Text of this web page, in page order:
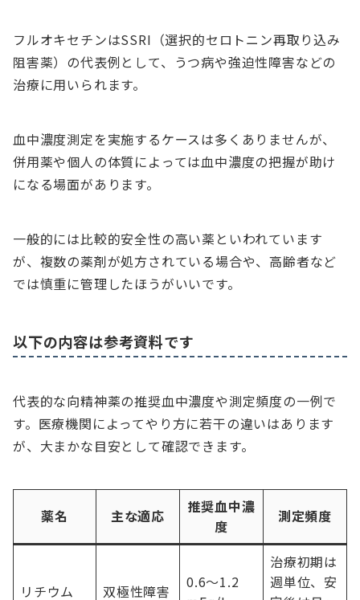
フルオキセチンはSSRI（選択的セロトニン再取り込み
阻害薬）の代表例として、うつ病や強迫性障害などの
治療に用いられます。
血中濃度測定を実施するケースは多くありませんが、
併用薬や個人の体質によっては血中濃度の把握が助け
になる場面があります。
一般的には比較的安全性の高い薬といわれています
が、複数の薬剤が処方されている場合や、高齢者など
では慎重に管理したほうがいいです。
以下の内容は参考資料です
代表的な向精神薬の推奨血中濃度や測定頻度の一例で
す。医療機関によってやり方に若干の違いはあります
が、大まかな目安として確認できます。
薬名 主な適応
推奨血中濃
度
測定頻度
リチウム 双極性障害
0.6〜1.2
治療初期は
週単位、安